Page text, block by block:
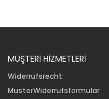
MÜŞTERİ HİZMETLERİ
Widerrufsrecht
MusterWiderrufsformular